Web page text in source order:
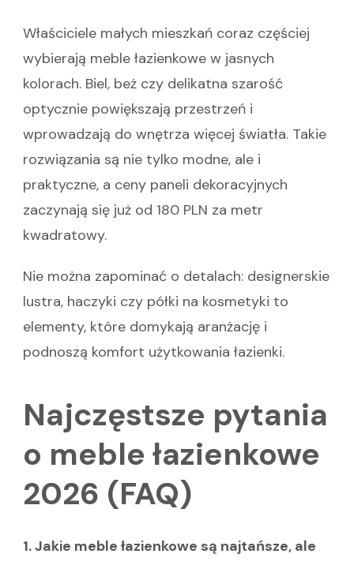
Właściciele małych mieszkań coraz częściej
wybierają meble łazienkowe w jasnych
kolorach. Biel, beż czy delikatna szarość
optycznie powiększają przestrzeń i
wprowadzają do wnętrza więcej światła. Takie
rozwiązania są nie tylko modne, ale i
praktyczne, a ceny paneli dekoracyjnych
zaczynają się już od 180 PLN za metr
kwadratowy.
Nie można zapominać o detalach: designerskie
lustra, haczyki czy półki na kosmetyki to
elementy, które domykają aranżację i
podnoszą komfort użytkowania łazienki.
Najczęstsze pytania
o meble łazienkowe
2026 (FAQ)
1. Jakie meble łazienkowe są najtańsze, ale